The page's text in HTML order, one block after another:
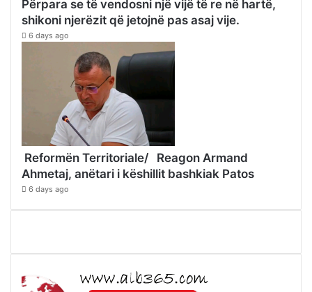
Përpara se të vendosni një vijë të re në hartë,
shikoni njerëzit që jetojnë pas asaj vije.
6 days ago
Reformën Territoriale/ Reagon Armand
Ahmetaj, anëtari i këshillit bashkiak Patos
6 days ago